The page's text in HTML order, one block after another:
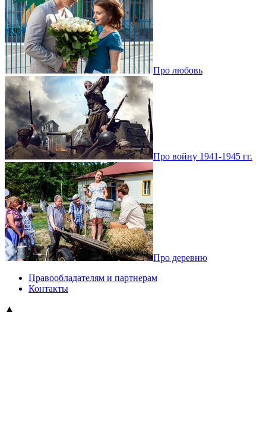
Про любовь
Про войну 1941-1945 гг.
Про деревню
Правообладателям и партнерам
Контакты
▲